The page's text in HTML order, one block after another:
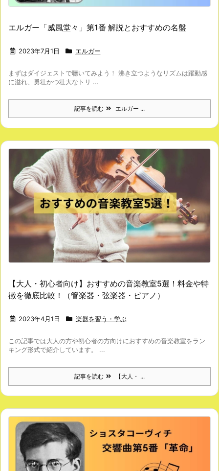
エルガー「威風堂々」第1番 解説とおすすめの名盤
2023年7月1日 エルガー
まずはダイジェストで聴いてみよう！ 沸き立つようなリズムは躍動感
に溢れ、勇壮かつ壮大なトリ ...
記事を読む エルガー ...
【大人・初心者向け】おすすめの音楽教室5選！料金や特
徴を徹底比較！（管楽器・弦楽器・ピアノ）
2023年4月1日 楽器を習う・学ぶ
この記事では大人の方や初心者の方向けにおすすめの音楽教室をラン
キング形式で紹介しています。 ...
記事を読む 【大人・ ...